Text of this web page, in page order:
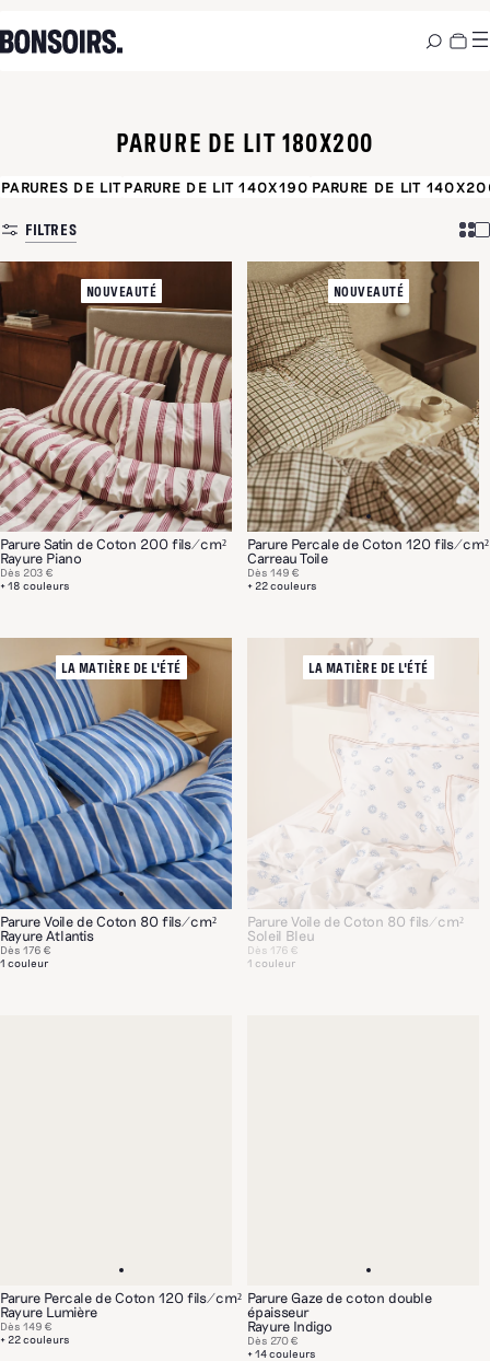
PARURE DE LIT 180X200
PARURES DE LITPARURE DE LIT 140X190 PARURE DE LIT
FILTRES
NOUVEAUTÉ
Parure Satin de Coton 200 fils/cm²
Rayure Piano
+ 18 couleurs
Dès 203 €
NOUVEAUTÉ
Parure Percale de Coton 120 fils/cm²
Carreau Toile
+ 22 couleurs
Dès 149 €
LA MATIÈRE DE L'ÉTÉ
Parure Voile de Coton 80 fils/cm²
Rayure Atlantis
1 couleur
Dès 176 €
LA MATIÈRE DE L'ÉTÉ
Parure Voile de Coton 80 fils/cm²
Soleil Bleu
1 couleur
Dès 176 €
Parure Percale de Coton 120 fils/cm²
Rayure Lumière
+ 22 couleurs
Dès 149 €
Parure Gaze de coton double
épaisseur
Rayure Indigo
+ 14 couleurs
Dès 270 €